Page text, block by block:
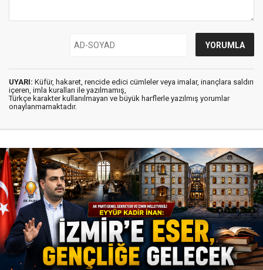
UYARI: Küfür, hakaret, rencide edici cümleler veya imalar, inançlara saldırı
içeren, imla kuralları ile yazılmamış,
Türkçe karakter kullanılmayan ve büyük harflerle yazılmış yorumlar
onaylanmamaktadır.